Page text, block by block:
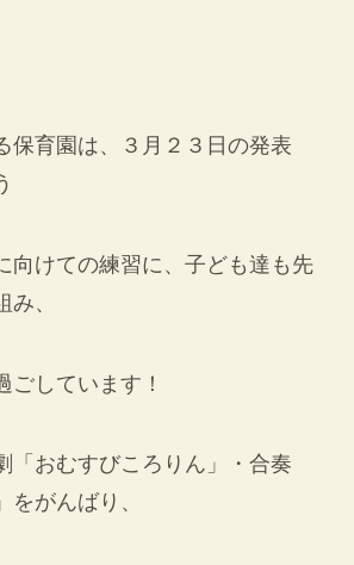
保育園は、３月２３日の発表
向けての練習に、子ども達も先
、
ごしています！
「おむすびころりん」・合奏
をがんばり、